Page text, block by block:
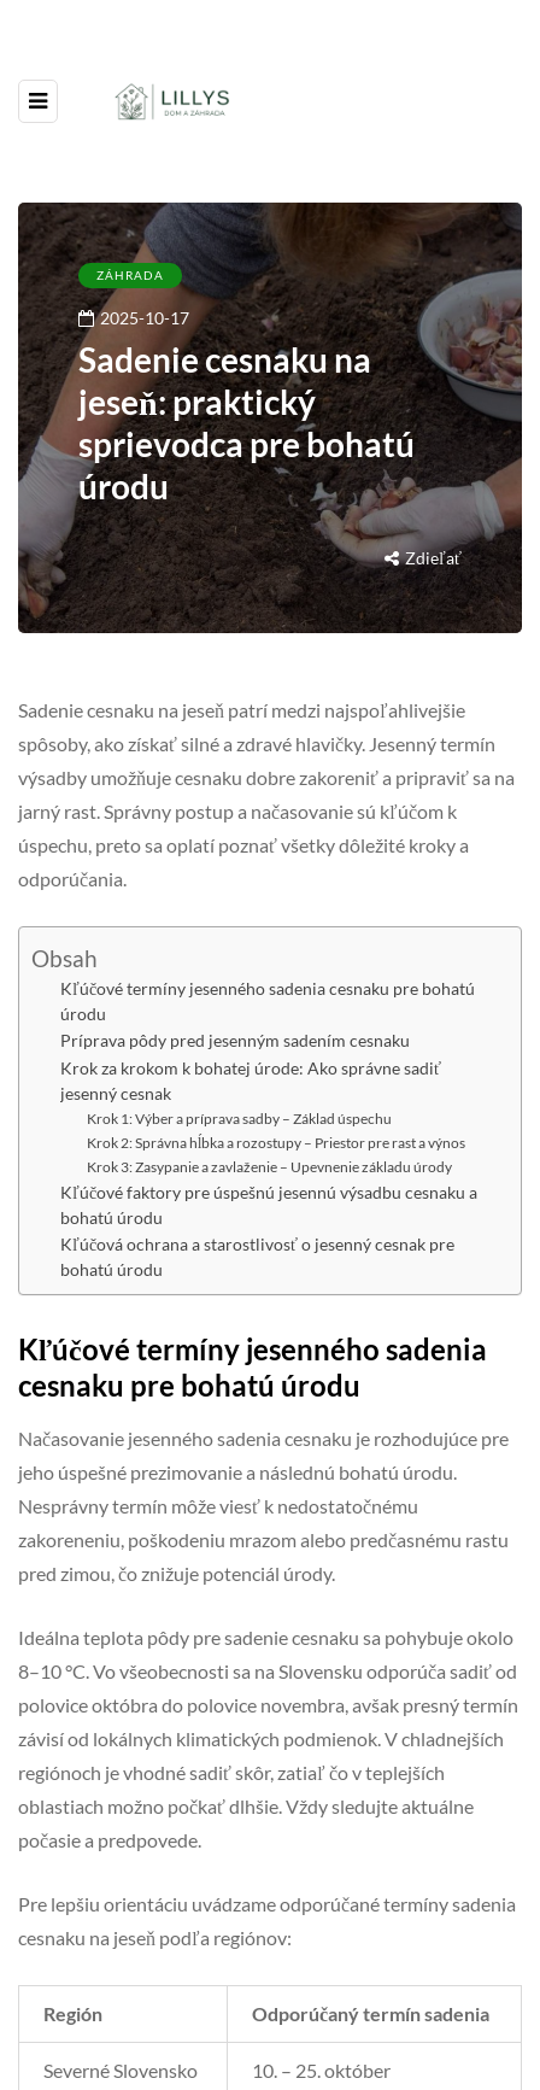
ZÁHRADA
2025-10-17
Sadenie cesnaku na
jeseň: praktický
sprievodca pre bohatú
úrodu
Zdieľať
Sadenie cesnaku na jeseň patrí medzi najspoľahlivejšie
spôsoby, ako získať silné a zdravé hlavičky. Jesenný termín
výsadby umožňuje cesnaku dobre zakoreniť a pripraviť sa na
jarný rast. Správny postup a načasovanie sú kľúčom k
úspechu, preto sa oplatí poznať všetky dôležité kroky a
odporúčania.
Obsah
Kľúčové termíny jesenného sadenia cesnaku pre bohatú
úrodu
Príprava pôdy pred jesenným sadením cesnaku
Krok za krokom k bohatej úrode: Ako správne sadiť
jesenný cesnak
Krok 1: Výber a príprava sadby – Základ úspechu
Krok 2: Správna hĺbka a rozostupy – Priestor pre rast a výnos
Krok 3: Zasypanie a zavlaženie – Upevnenie základu úrody
Kľúčové faktory pre úspešnú jesennú výsadbu cesnaku a
bohatú úrodu
Kľúčová ochrana a starostlivosť o jesenný cesnak pre
bohatú úrodu
Kľúčové termíny jesenného sadenia
cesnaku pre bohatú úrodu
Načasovanie jesenného sadenia cesnaku je rozhodujúce pre
jeho úspešné prezimovanie a následnú bohatú úrodu.
Nesprávny termín môže viesť k nedostatočnému
zakoreneniu, poškodeniu mrazom alebo predčasnému rastu
pred zimou, čo znižuje potenciál úrody.
Ideálna teplota pôdy pre sadenie cesnaku sa pohybuje okolo
8–10 °C. Vo všeobecnosti sa na Slovensku odporúča sadiť od
polovice októbra do polovice novembra, avšak presný termín
závisí od lokálnych klimatických podmienok. V chladnejších
regiónoch je vhodné sadiť skôr, zatiaľ čo v teplejších
oblastiach možno počkať dlhšie. Vždy sledujte aktuálne
počasie a predpovede.
Pre lepšiu orientáciu uvádzame odporúčané termíny sadenia
cesnaku na jeseň podľa regiónov:
Región Odporúčaný termín sadenia
Severné Slovensko 10. – 25. október